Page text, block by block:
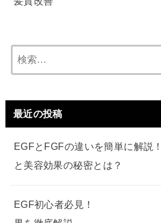
索:
最近の投稿
EGFとFGFの違いを簡単に
と美容効果の秘密とは？
EGF初心者必見！